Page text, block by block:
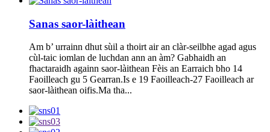
Sanas saor-làithean
Am b’ urrainn dhut sùil a thoirt air an clàr-seilbhe agad agus
cùl-taic iomlan de luchdan ann an àm? Gabhaidh an
fhactaraidh againn saor-làithean Fèis an Earraich bho 14
Faoilleach gu 5 Gearran.Is e 19 Faoilleach-27 Faoilleach ar
saor-làithean oifis.Ma tha...